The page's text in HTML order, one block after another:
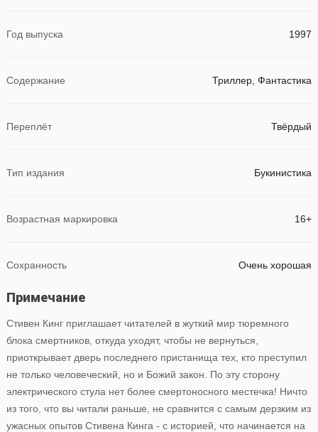
Год выпуска 1997
Содержание Триллер, Фантастика
Переплёт Твёрдый
Тип издания Букинистика
Возрастная маркировка 16+
Сохранность Очень хорошая
Примечание
Стивен Кинг приглашает читателей в жуткий мир тюремного
блока смертников, откуда уходят, чтобы не вернуться,
приоткрывает дверь последнего пристанища тех, кто преступил
не только человеческий, но и Божий закон. По эту сторону
электрического стула нет более смертоносного местечка! Ничто
из того, что вы читали раньше, не сравнится с самым дерзким из
ужасных опытов Стивена Кинга - с историей, что начинается на